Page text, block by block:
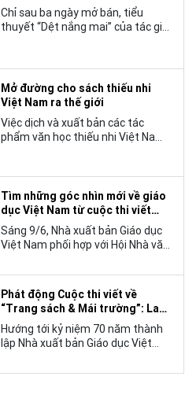
Chỉ sau ba ngày mở bán, tiểu
thuyết “Dệt nắng mai” của tác giả
chương trẻ khi cán mốc 1.000 bản
tiêu thụ.
Mở đường cho sách thiếu nhi
Việt Nam ra thế giới
Việc dịch và xuất bản các tác
phẩm văn học thiếu nhi Việt Nam
tế, mà còn góp phần đưa những
câu chuyện mang đậm bản sắc
văn hóa Việt Nam bước ra thế giới.
Tìm những góc nhìn mới về giáo
dục Việt Nam từ cuộc thi viết
“Trang sách và Mái trường”
Sáng 9/6, Nhà xuất bản Giáo dục
Việt Nam phối hợp với Hội Nhà văn
cuộc thi viết về “Trang sách và
Mái trường”, hướng tới kỷ niệm 70
năm thành lập Nhà xuất bản Giáo
dục Việt Nam vào năm 2027.
Phát động Cuộc thi viết về
“Trang sách & Mái trường”: Lan
tỏa tình yêu học tập, tôn vinh
những giá trị bền vững của giáo
dục
Hướng tới kỷ niệm 70 năm thành
lập Nhà xuất bản Giáo dục Việt
NXBGDVN phối hợp với Hội Nhà